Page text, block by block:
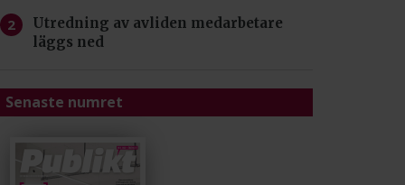
Utredning av avliden medarbetare
läggs ned
Senaste numret